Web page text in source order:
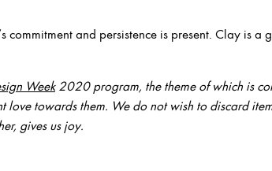
commitment and persistence is present. Clay is
Week2020 program, the theme of which is
love towards them. We do not wish to discard
gives us joy.